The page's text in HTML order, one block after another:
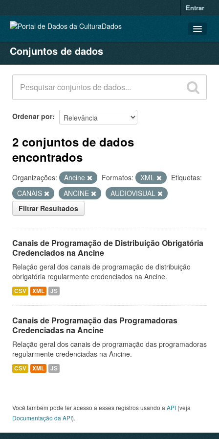
Entrar
CONJUNTOS DE DADOS
ORGANIZAÇÕES
GRUPOS
SOBRE
Conjuntos de dados
Ordenar por
2 conjuntos de dados
encontrados
Organizações: Ancine Formatos: XML
Etiquetas:
CANAIS
ANCINE
AUDIOVISUAL
Filtrar Resultados
Canais de Programação de Distribuição Obrigatória
Credenciados na Ancine
Relação geral dos canais de programação de distribuição
obrigatória regularmente credenciados na Ancine.
CSV XML JS
Canais de Programação das Programadoras
Credenciadas na Ancine
Relação geral dos canais de programação das programadoras
regularmente credenciadas na Ancine.
CSV XML JS
Você também pode ter acesso a esses registros usando a API (veja
Documentação da API).